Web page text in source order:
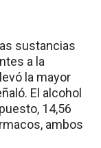
sustancias
a la
la mayor
El alcohol
14,56
ambos